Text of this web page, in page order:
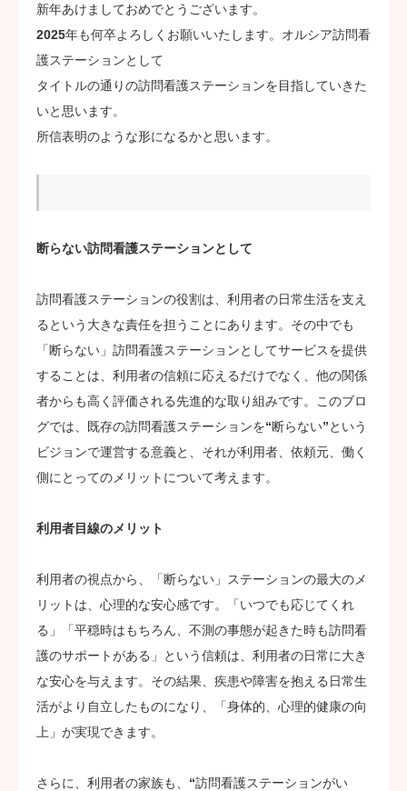
新年あけましておめでとうございます。
2025年も何卒よろしくお願いいたします。オルシア訪問看
護ステーションとして
タイトルの通りの訪問看護ステーションを目指していきた
いと思います。
所信表明のような形になるかと思います。
断らない訪問看護ステーションとして
訪問看護ステーションの役割は、利用者の日常生活を支え
るという大きな責任を担うことにあります。その中でも
「断らない」訪問看護ステーションとしてサービスを提供
することは、利用者の信頼に応えるだけでなく、他の関係
者からも高く評価される先進的な取り組みです。このブロ
グでは、既存の訪問看護ステーションを“断らない”という
ビジョンで運営する意義と、それが利用者、依頼元、働く
側にとってのメリットについて考えます。
利用者目線のメリット
利用者の視点から、「断らない」ステーションの最大のメ
リットは、心理的な安心感です。「いつでも応じてくれ
る」「平穏時はもちろん、不測の事態が起きた時も訪問看
護のサポートがある」という信頼は、利用者の日常に大き
な安心を与えます。その結果、疾患や障害を抱える日常生
活がより自立したものになり、「身体的、心理的健康の向
上」が実現できます。
さらに、利用者の家族も、“訪問看護ステーションがい
採用案内
代表ブログ
お問い合わせ
応募フォーム